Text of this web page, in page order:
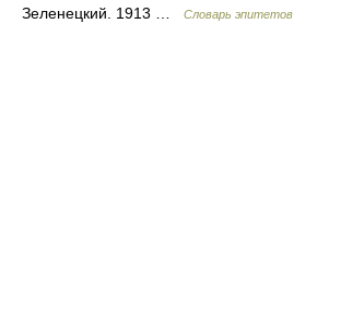
Зеленецкий. 1913 …
Словарь эпитетов